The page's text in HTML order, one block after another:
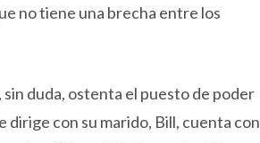
no tiene una brecha entre los
duda, ostenta el puesto de poder
con su marido, Bill, cuenta con